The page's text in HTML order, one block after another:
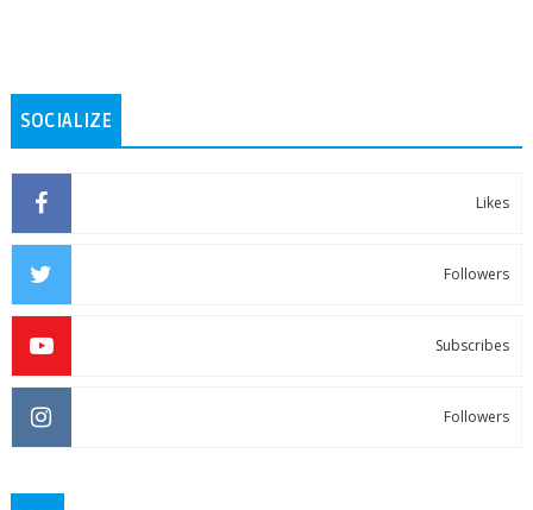
SOCIALIZE
Likes
Followers
Subscribes
Followers